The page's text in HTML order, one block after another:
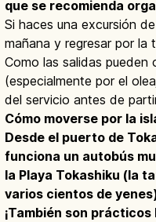
que se recomienda
Si haces una excursión
mañana y regresar por la
Como las salidas pueden
(especialmente por el
del servicio antes de
Cómo moverse por la
Desde el puerto de
funciona un autobús
la Playa Tokashiku (la
varios cientos de
¡También son